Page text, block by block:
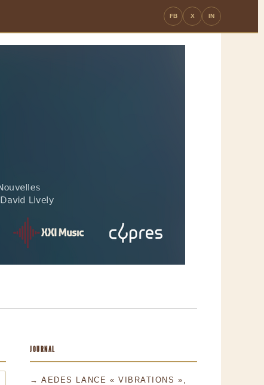
FB X IN
JOURNAL
→ AEDES LANCE « VIBRATIONS »,